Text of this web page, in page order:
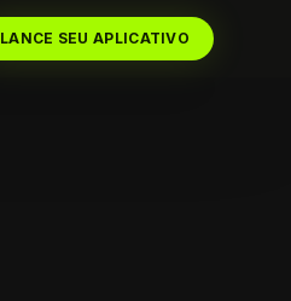
LANCE SEU APLICATIVO